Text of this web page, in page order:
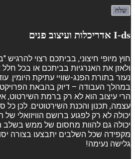
I-ds אדריכלות ועיצוב פנים
חוץ מיופי חיצוני, בביתכם רצוי להרגיש
ולאזן את האנרגיות בביתכם או בכל
נעזר בתורת הפנג-שוויי עתיקת היומין.
במהלך העבודה – דיוק בהבאת הפרויקט
הרי עיצוב הוא לא רק ברמת השירטוט,
עצמה, תכנון והכנת השירטוטים. לכן כל
יכולה לא רק לפגוע ברושם הוויזואלי
יכולה גם להוות מחסום של ממש בשלב
מקפידה שכל השלבים יתבצעו בצורה
גלישה נעימה!